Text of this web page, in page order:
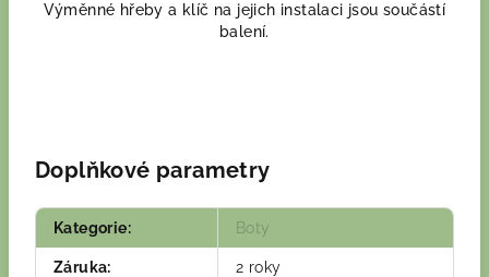
Výměnné hřeby a klíč na jejich instalaci jsou součástí
balení.
Doplňkové parametry
Kategorie: Boty
Záruka: 2 roky